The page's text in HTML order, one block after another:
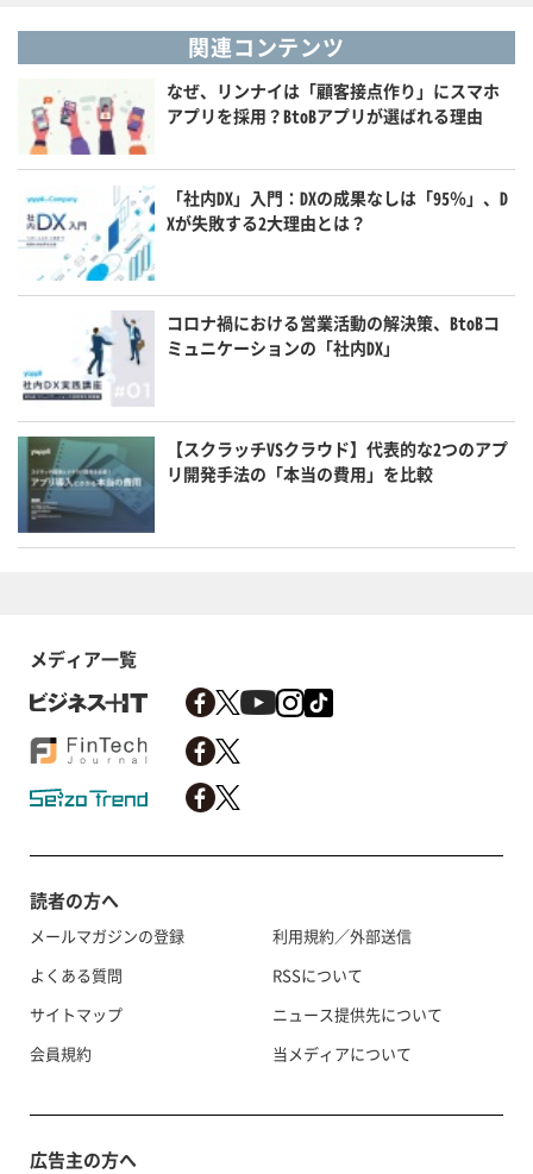
関連コンテンツ
なぜ、リンナイは「顧客接点作り」にスマホ
アプリを採用？BtoBアプリが選ばれる理由
「社内DX」入門：DXの成果なしは「95％」、D
Xが失敗する2大理由とは？
コロナ禍における営業活動の解決策、BtoBコ
ミュニケーションの「社内DX」
【スクラッチVSクラウド】代表的な2つのアプ
リ開発手法の「本当の費用」を比較
メディア一覧
読者の方へ
メールマガジンの登録
よくある質問
サイトマップ
会員規約
利用規約／外部送信
RSSについて
ニュース提供先について
当メディアについて
広告主の方へ